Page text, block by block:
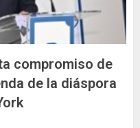
compromiso de
de la diáspora